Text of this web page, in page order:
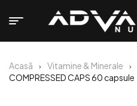
Acasă Vitamine & Minerale
COMPRESSED CAPS 60 capsule